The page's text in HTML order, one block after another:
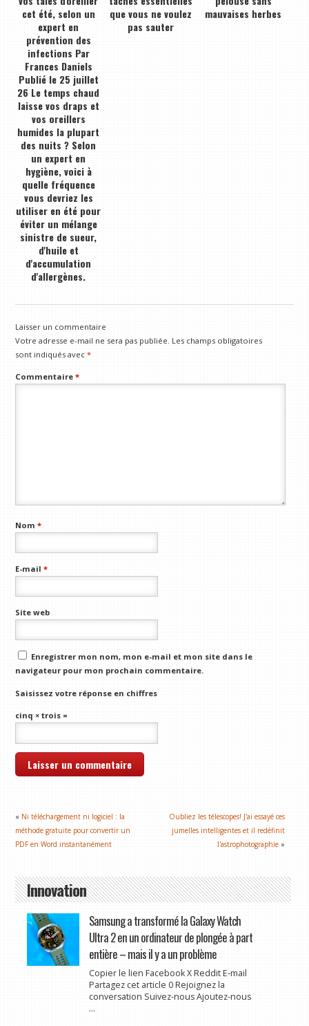
cet été, selon un
expert en
prévention des
infections Par
Frances Daniels
Publié le 25 juillet
26 Le temps chaud
laisse vos draps et
vos oreillers
humides la plupart
des nuits ? Selon
un expert en
hygiène, voici à
quelle fréquence
vous devriez les
utiliser en été pour
éviter un mélange
sinistre de sueur,
d'huile et
d'accumulation
d'allergènes.
que vous ne voulez
pas sauter
mauvaises herbes
Laisser un commentaire
Votre adresse e-mail ne sera pas publiée. Les champs obligatoires
sont indiqués avec*
Commentaire*
Nom*
E-mail*
Site web
Enregistrer mon nom, mon e-mail et mon site dans le
navigateur pour mon prochain commentaire.
Saisissez votre réponse en chiffres
cinq × trois =
« Ni téléchargement ni logiciel : la
méthode gratuite pour convertir un
PDF en Word instantanément
Oubliez les télescopes! J'ai essayé ces
jumelles intelligentes et il redéfinit
l'astrophotographie »
Innovation
Samsung a transformé la Galaxy Watch
Ultra 2 en un ordinateur de plongée à part
entière – mais il y a un problème
Copier le lien Facebook X Reddit E-mail
Partagez cet article 0 Rejoignez la
conversation Suivez-nous Ajoutez-nous
...